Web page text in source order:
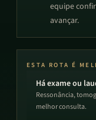
equipe
avançar.
ESTA ROTA É
Há exame ou
Ressonância,
melhor consulta.